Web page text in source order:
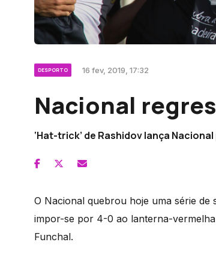
DESPORTO 16 fev, 2019, 17:32
Nacional
‘Hat-trick’ de Rashidov lança
O Nacional quebrou hoje uma série de
impor-se por 4-0 ao lanterna-
Funchal.